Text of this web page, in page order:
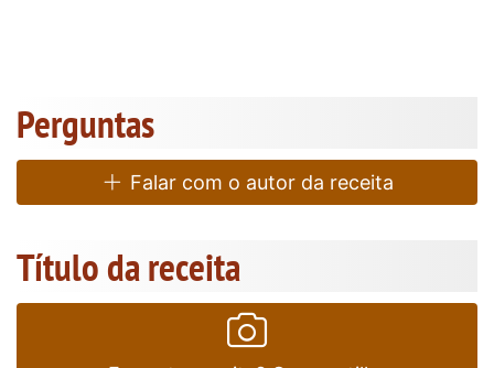
Perguntas
Falar com o autor da receita
Título da receita